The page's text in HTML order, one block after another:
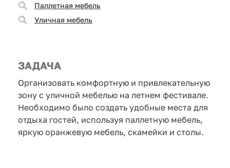
Паллетная мебель
Уличная мебель
ЗАДАЧА
Организовать комфортную и привлекательную
зону с уличной мебелью на летнем фестивале.
Необходимо было создать удобные места для
отдыха гостей, используя паллетную мебель,
яркую оранжевую мебель, скамейки и столы.